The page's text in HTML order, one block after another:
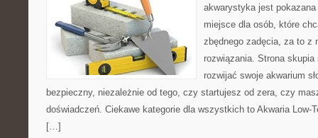
akwarystyka jest
miejsce dla osób, które
zbędnego zadęcia, za to z
rozwiązania. Strona
rozwijać swoje akwarium
bezpieczny, niezależnie od tego, czy startujesz od zera, czy
doświadczeń. Ciekawe kategorie dla wszystkich to Akwaria Low-
[…]